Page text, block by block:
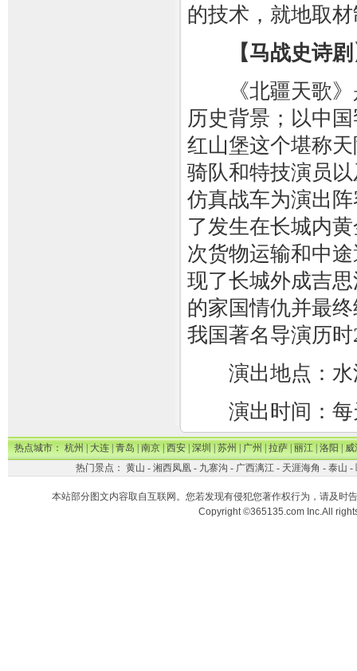
的技术，就地取
【马战史诗
《北疆天歌》
历史背景；以中
红山堡这个堪称
骑队和特技演员
仿真战车为演出
了发生在长城内
次货物运输和中
现了长城外成吉
的家国情仇并最
我国著名导演历
演出地点：水
演出时间：每天
热点城市：杭州|大连|青岛|南京|西安|深圳|苏州|广州|拉萨|丽江|洛阳|威
热门景点： 黄山 - 湘西凤凰- 九寨沟 - 广西漓江- 天涯海角 - 泰山 -
本站部分图文内容取自互联网。您若发现有侵犯您著作权行为，请及时
Copyright ©365135.com Inc.All